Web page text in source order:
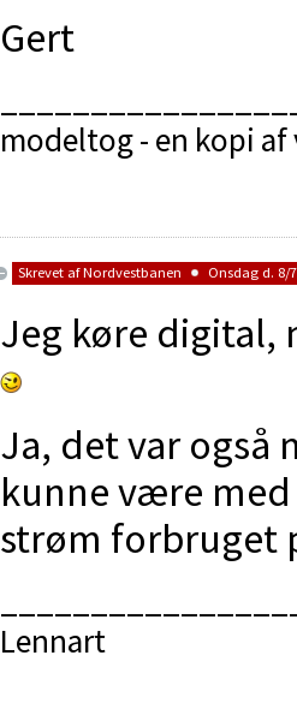
Gert
modeltog - en kopi
Skrevet afNordvestbanen Onsdag d. 8/
Jeg køre digital,
Ja, det var også
kunne være
strøm forbruget
Lennart